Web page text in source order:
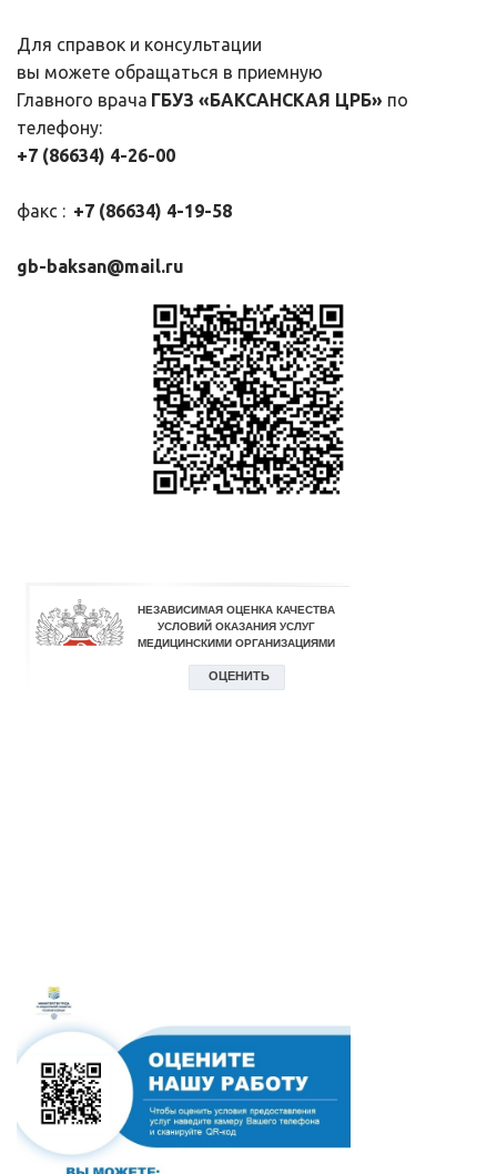
Для справок и консультации
вы можете обращаться в приемную
Главного врача ГБУЗ «БАКСАНСКАЯ ЦРБ» по
телефону:
+7 (86634) 4-26-00
факс : +7 (86634) 4-19-58
gb-baksan@mail.ru